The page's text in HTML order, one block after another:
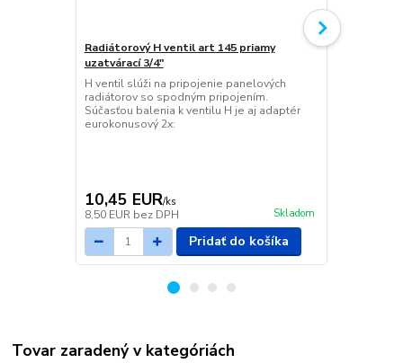
Radiátorový H ventil art 145 priamy
uzatvárací 3/4"
H ventil slúži na pripojenie panelových
radiátorov so spodným pripojením.
Súčasťou balenia k ventilu H je aj adaptér
eurokonusový 2x:
10,45 EUR/ks
8,50 EUR bez DPH Skladom
Pridať do košíka
Tovar zaradený v kategóriách